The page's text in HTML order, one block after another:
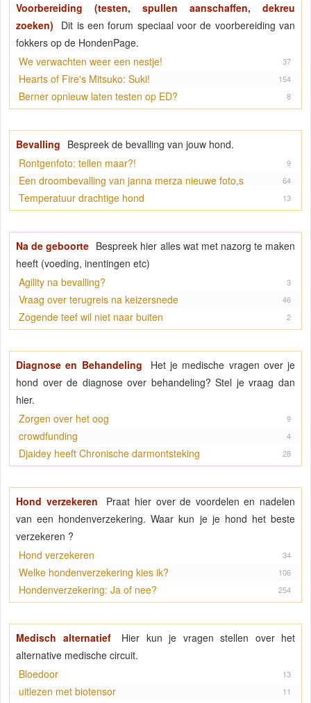
Voorbereiding (testen, spullen aanschaffen, dekreu
zoeken)
Dit is een forum speciaal voor de voorbereiding van
fokkers op de HondenPage.
37
We verwachten weer een nestje!
154
Hearts of Fire's Mitsuko: Suki!
8
Berner opnieuw laten testen op ED?
Bevalling Bespreek de bevalling van jouw hond.
9
Rontgenfoto: tellen maar?!
64
Een droombevalling van janna merza nieuwe foto,s
13
Temperatuur drachtige hond
Na de geboorte Bespreek hier alles wat met nazorg te maken
heeft (voeding, inentingen etc)
3
Agility na bevalling?
46
Vraag over terugreis na keizersnede
2
Zogende teef wil niet naar buiten
Diagnose en Behandeling
Het je medische vragen over je
hond over de diagnose over behandeling? Stel je vraag dan
hier.
9
Zorgen over het oog
4
crowdfunding
28
Djaidey heeft Chronische darmontsteking
Hond verzekeren
Praat hier over de voordelen en nadelen
van een hondenverzekering. Waar kun je je hond het beste
verzekeren ?
34
Hond verzekeren
106
Welke hondenverzekering kies ik?
254
Hondenverzekering: Ja of nee?
Medisch alternatief
Hier kun je vragen stellen over het
alternative medische circuit.
13
Bloedoor
11
uitlezen met biotensor